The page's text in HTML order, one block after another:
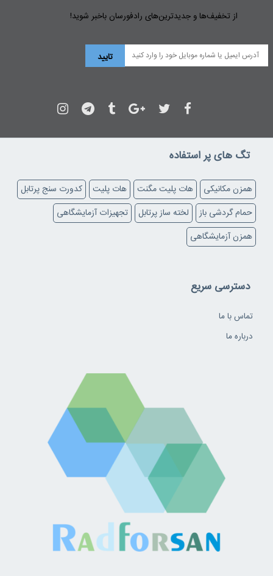
از تخفیف‌ها و جدیدترین‌های رادفورسان باخبر شوید!
تگ های پر استفاده
همزن مکانیکی هات پلیت مگنت هات پلیت
کدورت سنج پرتابل
حمام گردشی باز
لخته ساز پرتابل
تجهیزات آزمایشگاهی
همزن آزمایشگاهی
دسترسی سریع
تماس با ما
درباره ما